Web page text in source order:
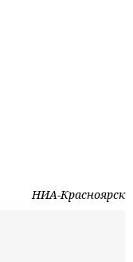
НИА-Красноярск